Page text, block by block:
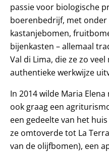
passie voor biologische
boerenbedrijf, met
kastanjebomen,
bijenkasten – allemaal
Val di Lima, die ze zo
authentieke werkwijze
In 2014 wilde Maria
ook graag een
een gedeelte van het
ze omtoverde tot La
van de olijfbomen), een